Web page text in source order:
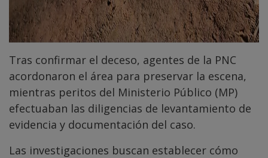
Tras confirmar el deceso, agentes de la PNC
acordonaron el área para preservar la escena,
mientras peritos del Ministerio Público (MP)
efectuaban las diligencias de levantamiento de
evidencia y documentación del caso.
Las investigaciones buscan establecer cómo